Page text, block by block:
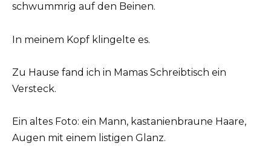
schwummrig auf den Beinen.
In meinem Kopf klingelte es.
Zu Hause fand ich in Mamas Schreibtisch ein
Versteck.
Ein altes Foto: ein Mann, kastanienbraune Haare,
Augen mit einem listigen Glanz.